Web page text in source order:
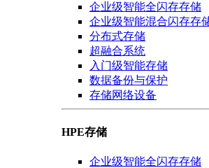
企业级智能全闪存存储
企业级智能混合闪存存
分布式存储
超融合系统
入门级智能存储
数据备份与保护
存储网络设备
HPE存储
企业级智能全闪存存储